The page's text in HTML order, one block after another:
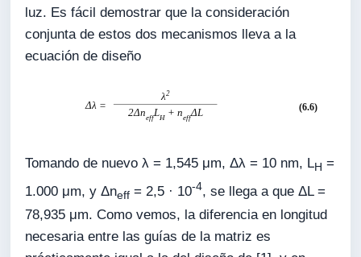
luz. Es fácil demostrar que la consideración
conjunta de estos dos mecanismos lleva a la
ecuación de diseño
Tomando de nuevo λ = 1,545 μm, Δλ = 10 nm, LH =
1.000 μm, y Δneff = 2,5 · 10-4, se llega a que ΔL =
78,935 μm. Como vemos, la diferencia en longitud
necesaria entre las guías de la matriz es